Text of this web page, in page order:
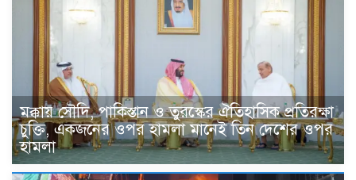
মক্কায় সৌদি, পাকিস্তান ও তুরস্কের ঐতিহাসিক প্রতিরক্ষা
চুক্তি, একজনের ওপর হামলা মানেই তিন দেশের ওপর
হামলা